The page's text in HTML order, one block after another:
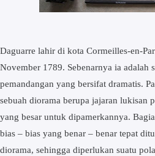
Daguarre lahir di kota Cormeilles-en-
November 1789. Sebenarnya ia adalah
pemandangan yang bersifat dramatis.
sebuah diorama berupa jajaran lukisan
yang besar untuk dipamerkannya.
bias – bias yang benar – benar tepat
diorama, sehingga diperlukan suatu